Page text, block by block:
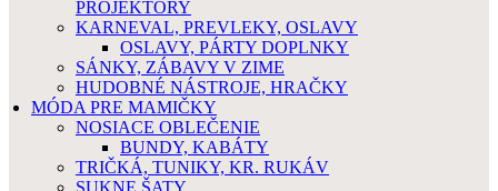
PROJEKTORY
KARNEVAL, PREVLEKY, OSLAVY
OSLAVY, PÁRTY DOPLNKY
SÁNKY, ZÁBAVY V ZIME
HUDOBNÉ NÁSTROJE, HRAČKY
MÓDA PRE MAMIČKY
NOSIACE OBLEČENIE
BUNDY, KABÁTY
TRIČKÁ, TUNIKY, KR. RUKÁV